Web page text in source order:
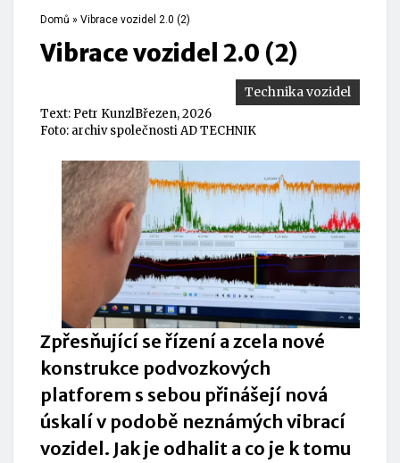
Domů » Vibrace vozidel 2.0 (2)
Vibrace vozidel 2.0 (2)
Technika vozidel
Text: Petr KunzlBřezen, 2026
Foto: archiv společnosti AD TECHNIK
Zpřesňující se řízení a zcela nové
konstrukce podvozkových
platforem s sebou přinášejí nová
úskalí v podobě neznámých vibrací
vozidel. Jak je odhalit a co je k tomu